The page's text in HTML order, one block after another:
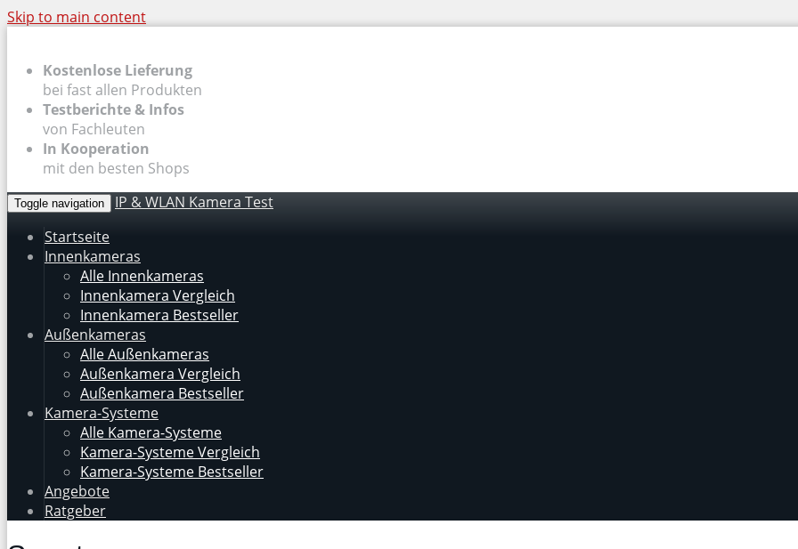
Skip to main content
Kostenlose Lieferung
bei fast allen Produkten
Testberichte & Infos
von Fachleuten
In Kooperation
mit den besten Shops
Toggle navigation
IP & WLAN Kamera Test
Startseite
Innenkameras
Alle Innenkameras
Innenkamera Vergleich
Innenkamera Bestseller
Außenkameras
Alle Außenkameras
Außenkamera Vergleich
Außenkamera Bestseller
Kamera-Systeme
Alle Kamera-Systeme
Kamera-Systeme Vergleich
Kamera-Systeme Bestseller
Angebote
Ratgeber